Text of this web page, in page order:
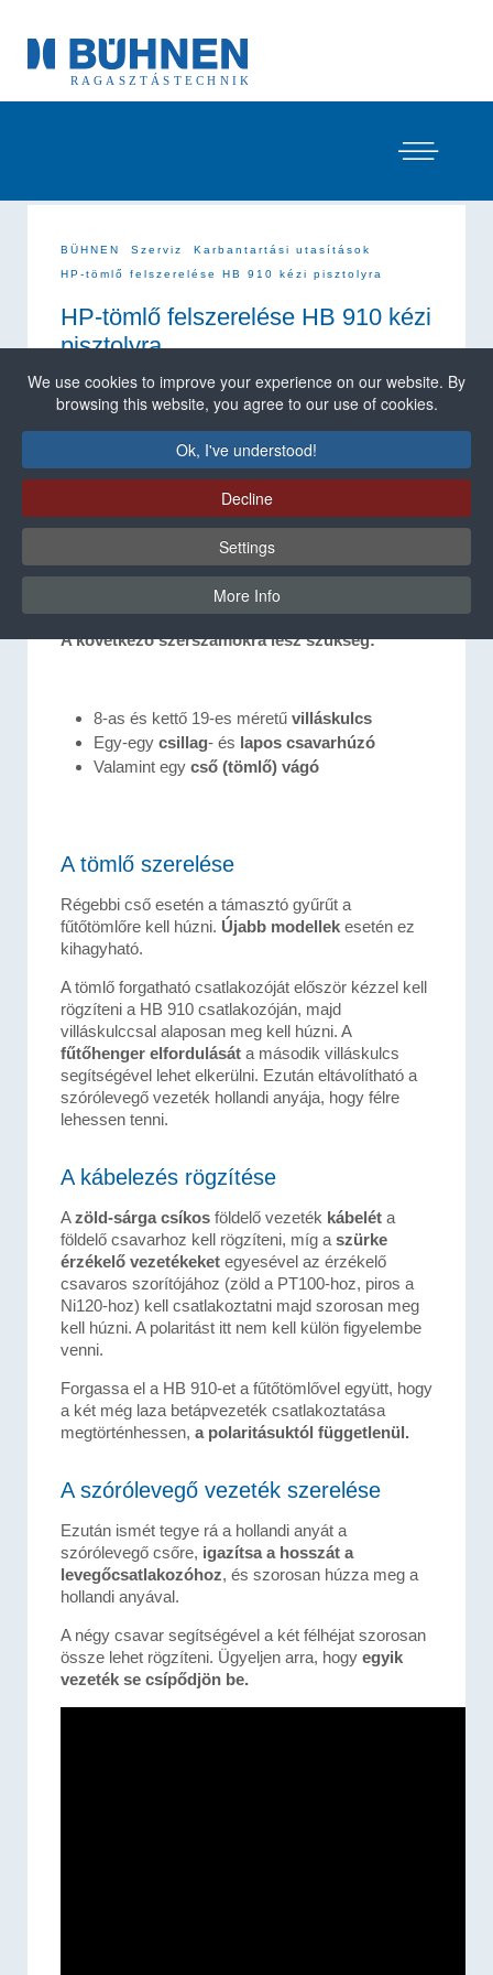
BÜHNEN Szerviz
Karbantartási utasítások
HP-tömlő felszerelése HB 910 kézi pisztolyra
HP-tömlő felszerelése HB 910 kézi
pisztolyra
Előkészületek:
A szerelés során viseljen megfelelő
védőruházatot,mint például hővédő kesztyűt és
védőszemüveget. Az előkészítés során a tömlőt
körülbelül 100 °C-ra kell melegíteni. Mindenképpen
dugaszt és a sűrített levegő csatlakozást.
munkát alapvetően csakelektromosan képzett
A következő szerszámokra lesz szükség:
8-as és kettő 19-es méretű villáskulcs
Egy-egy csillag- és lapos csavarhúzó
Valamint egy cső (tömlő) vágó
A tömlő szerelése
Régebbi cső esetén a támasztó gyűrűt a
fűtőtömlőre kell húzni. Újabb modellek esetén ez
kihagyható.
A tömlő forgatható csatlakozóját először kézzel kell
rögzíteni a HB 910 csatlakozóján, majd
villáskulccsal alaposan meg kell húzni. A
fűtőhenger elfordulását a második villáskulcs
segítségével lehet elkerülni. Ezután eltávolítható a
szórólevegő vezeték hollandi anyája, hogy félre
lehessen tenni.
A kábelezés rögzítése
Azöld-sárga csíkos földelő vezeték kábelét a
földelő csavarhoz kell rögzíteni, míg a szürke
érzékelő vezetékeket egyesével az érzékelő
csavaros szorítójához (zöld a PT100-hoz, piros a
Ni120-hoz) kell csatlakoztatni majd szorosan meg
kell húzni. A polaritást itt nem kell külön figyelembe
venni.
Forgassa el a HB 910-et a fűtőtömlővel együtt, hogy
a két még laza betápvezeték csatlakoztatása
megtörténhessen, a polaritásuktól függetlenül.
A szórólevegő vezeték szerelése
Ezután ismét tegye rá a hollandi anyát a
szórólevegő csőre, igazítsa a hosszát a
levegőcsatlakozóhoz, és szorosan húzza meg a
hollandi anyával.
A négy csavar segítségével a két félhéjat szorosan
össze lehet rögzíteni. Ügyeljen arra, hogy egyik
vezeték se csípődjön be.
We use cookies to improve your experience on our website. By
browsing this website, you agree to our use of cookies.
Ok, I've understood!
Decline
Settings
More Info